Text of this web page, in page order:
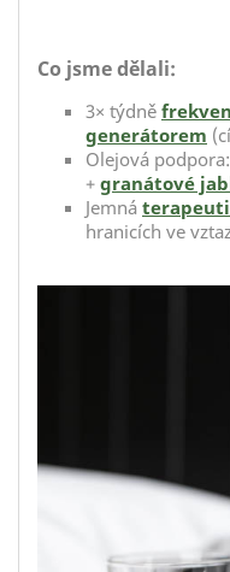
Co jsme dělali:
3× týdně
generátorem
Olejová podpora:
+ granátové
Jemná
hranicích ve